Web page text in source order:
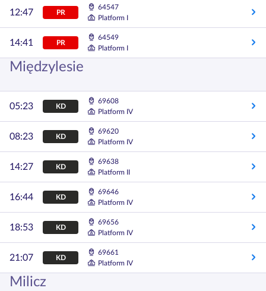
12:47 PR
64547
Platform I
14:41 PR
64549
Platform I
Międzylesie
05:23 KD
69608
Platform IV
08:23 KD
69620
Platform IV
14:27 KD
69638
Platform II
16:44 KD
69646
Platform IV
18:53 KD
69656
Platform IV
21:07 KD
69661
Platform IV
Milicz